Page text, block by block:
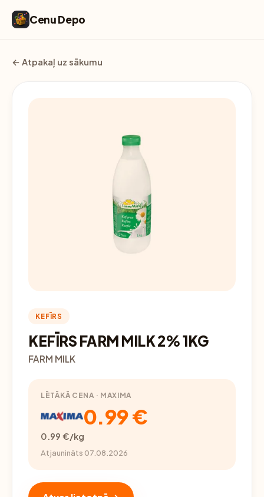
Cenu Depo
← Atpakaļ uz sākumu
KEFĪRS
KEFĪRS FARM MILK 2% 1KG
FARM MILK
LĒTĀKĀ CENA · MAXIMA
0.99 €
0.99 €/kg
Atjaunināts 07.08.2026